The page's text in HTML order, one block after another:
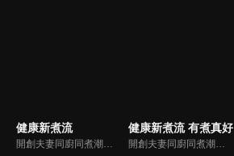
健康新煮流
開創夫妻同廚同煮潮流的KC夫婦，繼《健康醫食代》後，走出攝影棚，帶大家全台走透透，發掘上帝賞賜的美味食材，內容融合新加坡南洋風和客家純樸味，加上台灣獨特的閩南風情，互相激盪交織出的火花，打造出獨一無二的美食節目。
健康新煮流 有煮真好
開創夫妻同廚同煮潮流的KC夫婦，繼《健康醫食代》後，走出攝影棚，帶大家全台走透透，發掘上帝賞賜的美味食材，內容融合新加坡南洋風和客家純樸味，加上台灣獨特的閩南風情，互相激盪交織出的火花，打造出獨一無二的美食節目。